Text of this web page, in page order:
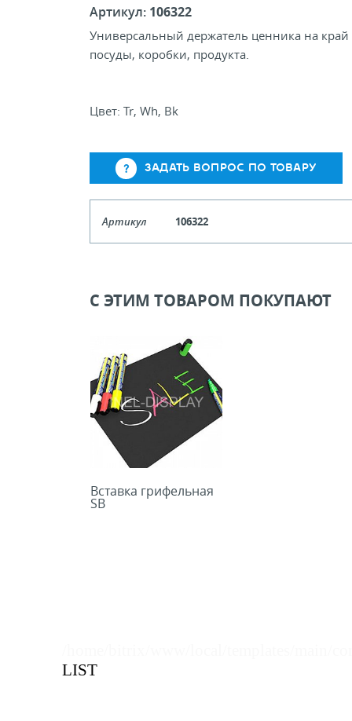
Артикул: 106322
Универсальный держатель ценника на край
посуды, коробки, продукта.
Цвет: Tr, Wh, Bk
ЗАДАТЬ ВОПРОС ПО ТОВАРУ
Артикул 106322
Цена, руб (с НДС) ПО
С ЭТИМ ТОВАРОМ ПОКУПАЮТ
Вставка грифельная
SB
LIST